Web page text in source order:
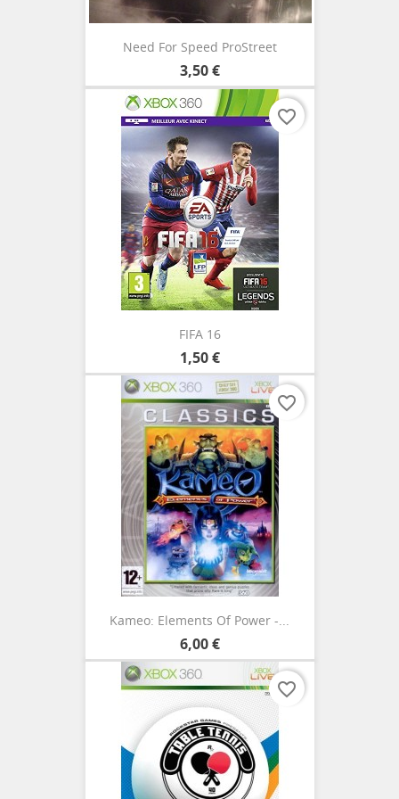
Need For Speed ProStreet
3,50 €
FIFA 16
1,50 €
favorite_border
Kameo: Elements Of Power -...
6,00 €
favorite_border
favorite_border